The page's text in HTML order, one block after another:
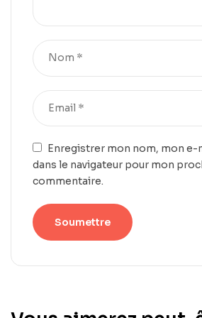
Enregistrer mon nom, mon e-
dans le navigateur pour mon
commentaire.